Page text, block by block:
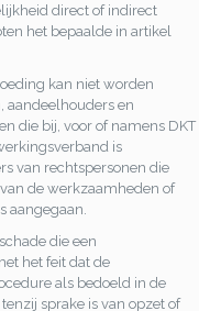
direct of indirect
het bepaalde in artikel
kan niet worden
aandeelhouders en
die bij, voor of namens DKT
is
van rechtspersonen die
de werkzaamheden of
aangegaan.
die een
het feit dat de
als bedoeld in de
sprake is van opzet of